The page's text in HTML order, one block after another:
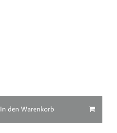
In den Warenkorb